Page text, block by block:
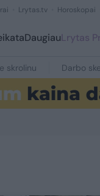
Lrytas.tv Horoskopai
DaugiauLrytas
skrolinu Darbo